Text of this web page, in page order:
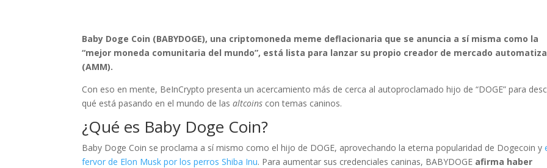
Baby Doge Coin (BABYDOGE), una criptomoneda meme deflacionaria que se anuncia a sí misma como la
“mejor moneda comunitaria del mundo”, está lista para lanzar su propio creador de mercado
(AMM).
Con eso en mente, BeInCrypto presenta un acercamiento más de cerca al autoproclamado hijo de “DOGE” para
qué está pasando en el mundo de lasaltcoins con temas caninos.
¿Qué es Baby Doge Coin?
Baby Doge Coin se proclama a sí mismo como el hijo de DOGE, aprovechando la eterna popularidad de Dogecoin y
fervor de Elon Musk por los perros Shiba Inu. Para aumentar sus credenciales caninas, BABYDOGE afirma haber